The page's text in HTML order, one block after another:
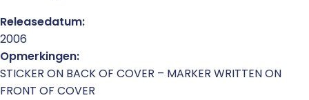
Releasedatum:
2006
Opmerkingen:
STICKER ON BACK OF COVER – MARKER WRITTEN ON
FRONT OF COVER